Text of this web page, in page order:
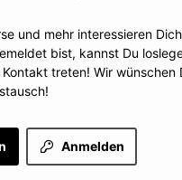
und mehr interessieren
bist, kannst Du
treten! Wir wünschen
Anmelden